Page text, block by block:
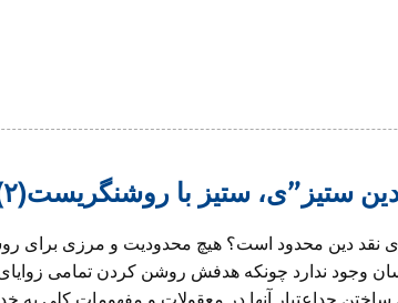
ستيز”ى، ستيز با روشنگريست(٢)
نقد دين محدود است؟ هيچ محدوديت و مرزى براى
وجود ندارد چونكه هدفش روشن كردن تمامى